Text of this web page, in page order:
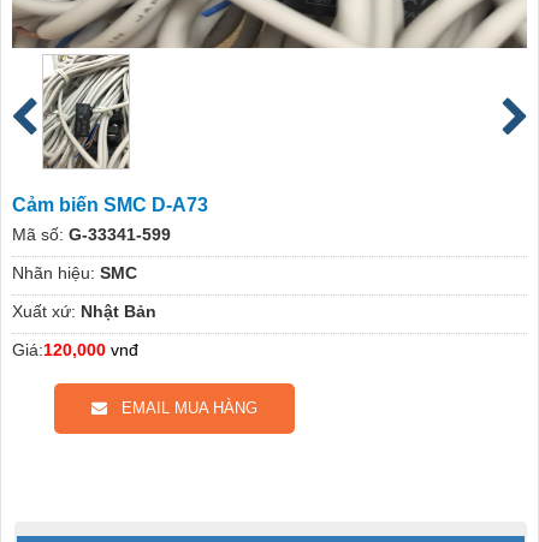
Cảm biến SMC D-A73
Mã số: G-33341-599
Nhãn hiệu: SMC
Xuất xứ: Nhật Bản
Giá:120,000 vnđ
EMAIL MUA HÀNG